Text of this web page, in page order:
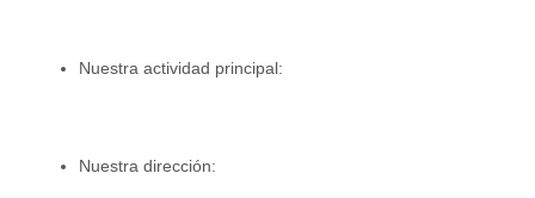
Nuestra actividad principal:
Nuestra dirección: